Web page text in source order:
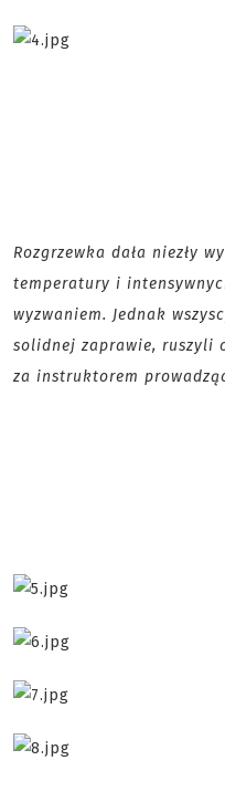
Rozgrzewka dała niezły
temperatury i
wyzwaniem. Jednak
solidnej zaprawie, ruszyli
za instruktorem